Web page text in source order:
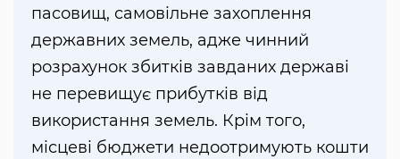
пасовищ, самовільне захоплення
державних земель, адже чинний
розрахунок збитків завданих державі
не перевищує прибутків від
використання земель. Крім того,
місцеві бюджети недоотримують кошти